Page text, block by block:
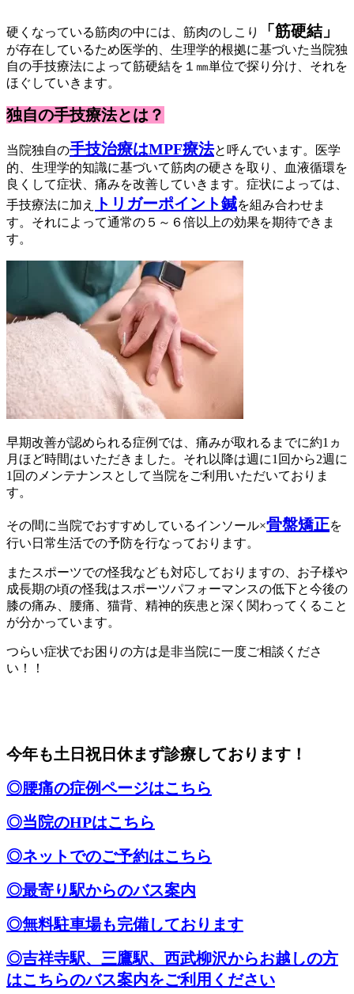
硬くなっている筋肉の中には、筋肉のしこり 「筋硬結」
が存在しているため医学的、生理学的根拠に基づいた当院独
自の手技療法によって筋硬結を１㎜単位で探り分け、それを
ほぐしていきます。
独自の手技療法とは？
当院独自の手技治療はMPF療法と呼んでいます。医学
的、生理学的知識に基づいて筋肉の硬さを取り、血液循環を
良くして症状、痛みを改善していきます。症状によっては、
手技療法に加え
トリガーポイント鍼を組み合わせま
す。それによって通常の５～６倍以上の効果を期待できま
す。
早期改善が認められる症例では、痛みが取れるまでに約1ヵ
月ほど時間はいただきました。それ以降は週に1回から2週に
1回のメンテナンスとして当院をご利用いただいておりま
す。
その間に当院でおすすめしているインソール×骨盤矯正を
行い日常生活での予防を行なっております。
またスポーツでの怪我なども対応しておりますの、お子様や
成長期の頃の怪我はスポーツパフォーマンスの低下と今後の
膝の痛み、腰痛、猫背、精神的疾患と深く関わってくること
が分かっています。
つらい症状でお困りの方は是非当院に一度ご相談くださ
い！！
今年も土日祝日休まず診療しております！
◎腰痛の症例ページはこちら
◎当院のHPはこちら
◎ネットでのご予約はこちら
◎最寄り駅からのバス案内
◎無料駐車場も完備しております
◎吉祥寺駅、三鷹駅、西武柳沢からお越しの方
はこちらのバス案内をご利用ください